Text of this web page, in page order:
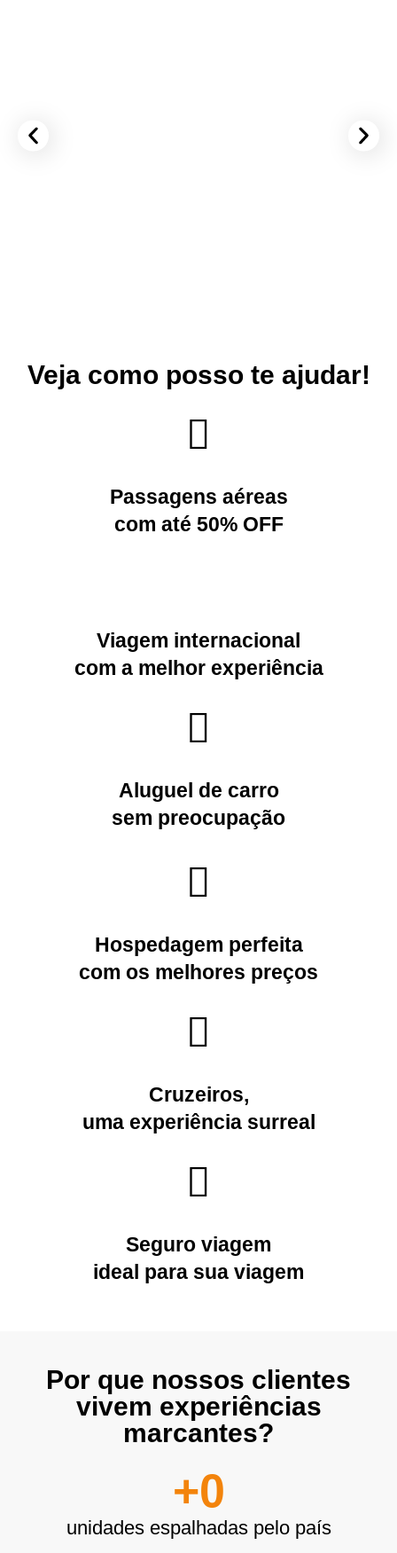
Veja como posso te ajudar!
Passagens aéreas
com até 50% OFF
Viagem internacional
com a melhor experiência
Aluguel de carro
sem preocupação
Hospedagem perfeita
com os melhores preços
Cruzeiros,
uma experiência surreal
Seguro viagem
ideal para sua viagem
Por que nossos clientes
vivem experiências
marcantes?
unidades espalhadas pelo país
+0